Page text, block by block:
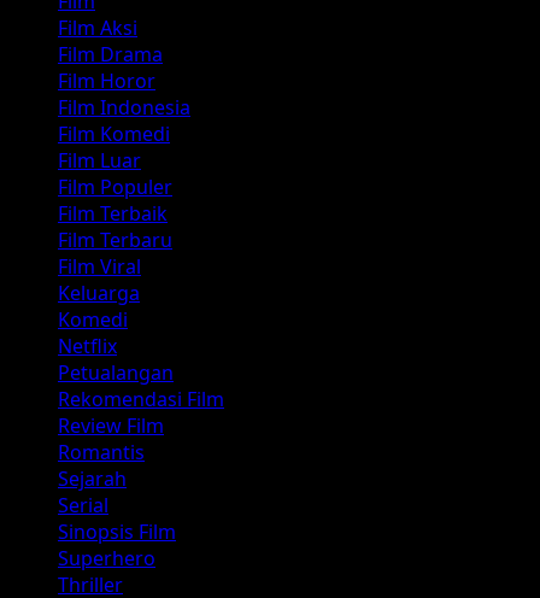
Film Aksi
Film Drama
Film Horor
Film Indonesia
Film Komedi
Film Luar
Film Populer
Film Terbaik
Film Terbaru
Film Viral
Keluarga
Komedi
Netflix
Petualangan
Rekomendasi Film
Review Film
Romantis
Sejarah
Serial
Sinopsis Film
Superhero
Thriller